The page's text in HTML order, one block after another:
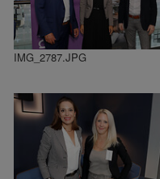
IMG_2787.JPG